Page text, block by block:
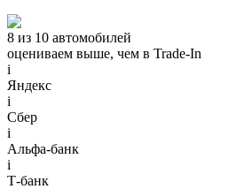
8 из 10 автомобилей
оцениваем выше, чем в Trade‑In
i
Яндекс
i
Сбер
i
Альфа-банк
i
Т-банк